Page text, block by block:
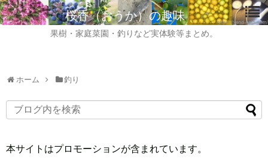
桜香（おうか）の趣味
果樹・家庭菜園・釣りなど実体験等まとめ。
ホーム 釣り
本サイトはプロモーションが含まれています。